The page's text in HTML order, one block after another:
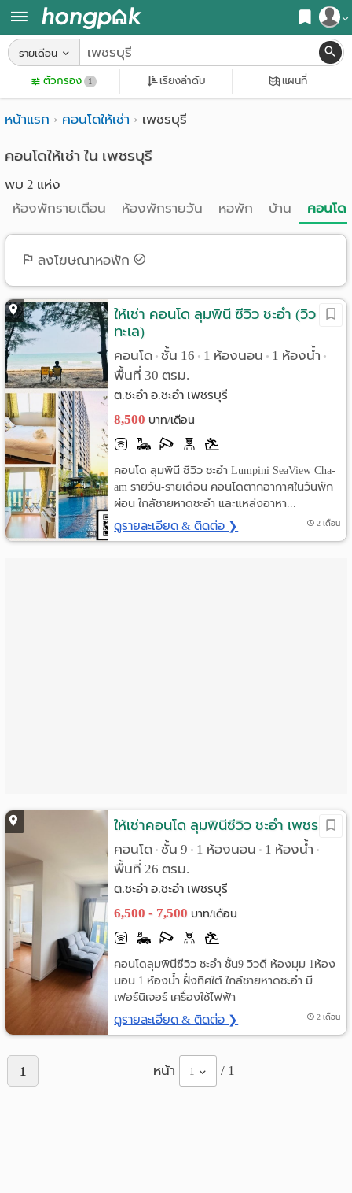
เข้าสู่ระบบ
หน้า
แรก
ค้นหา
หอพัก ใกล้ฉัน
ค้นจากสถานีรถไฟฟ้า
ค้นจากสถานศึกษา
ค้นจากแผนที่
ค้นแบบละเอียด
อ
พาร์
ท
ห้อง
พัก
ราย
เดือน
ห้อง
พัก
ราย
รายเดือน
ตัวกรอง 1 เรียงลำดับ แผนที่
หน้าแรก คอนโดให้เช่า เพชรบุรี
คอนโดให้เช่า ใน เพชรบุรี
พบ 2 แห่ง
ห้องพักรายเดือน
ห้องพักรายวัน หอพัก บ้าน คอนโด
ลงโฆษณาหอพัก
ให้เช่า คอนโด ลุมพินี ซีวิว ชะอำ (วิว
ทะเล)
คอนโด • ชั้น 16 • 1 ห้องนอน • 1 ห้องน้ำ •
พื้นที่ 30 ตรม.
ต.ชะอำ อ.ชะอำ เพชรบุรี
8,500 บาท/เดือน
คอนโด ลุมพินี ซีวิว ชะอำ Lumpini SeaView Cha-
am รายวัน-รายเดือน คอนโดตากอากาศในวันพัก
ผ่อน ใกล้ชายหาดชะอำ และแหล่งอาหา...
ดูรายละเอียด & ติดต่อ ❯ 2 เดือน
ให้เช่าคอนโด ลุมพินีซีวิว ชะอำ เพชรบุรี
คอนโด • ชั้น 9 • 1 ห้องนอน • 1 ห้องน้ำ •
พื้นที่ 26 ตรม.
ต.ชะอำ อ.ชะอำ เพชรบุรี
6,500 - 7,500 บาท/เดือน
คอนโดลุมพินีซีวิว ชะอำ ชั้น9 วิวดี ห้องมุม 1ห้อง
นอน 1 ห้องน้ำ ฝั่งทิศใต้ ใกล้ชายหาดชะอำ มี
เฟอร์นิเจอร์ เครื่องใช้ไฟฟ้า
ดูรายละเอียด & ติดต่อ ❯ 2 เดือน
1 หน้า 1 / 1